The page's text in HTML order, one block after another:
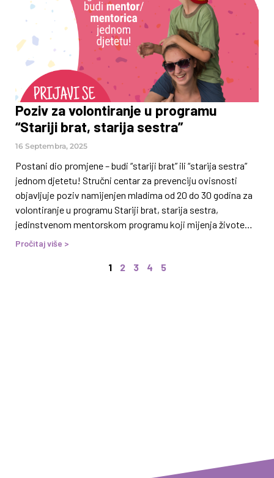
međunarodnih standarda i epidemiologije, do omladinskog
rada i liderstva. Sudionici su stekli korisne smjernice koje
Poziv za volontiranje u programu
“Stariji brat, starija sestra”
16 Septembra, 2025
Postani dio promjene – budi “stariji brat” ili “starija sestra”
jednom djetetu! Stručni centar za prevenciju ovisnosti
objavljuje poziv namijenjen mladima od 20 do 30 godina za
volontiranje u programu Stariji brat, starija sestra,
jedinstvenom mentorskom programu koji mijenja živote
djece, ali i volontera/volonterki! Stariji brat, starija sestra
s djecom u riziku odrastanja uzrasta 6–14 godina s ciljem
Pročitaj više >
1 2 3 4 5